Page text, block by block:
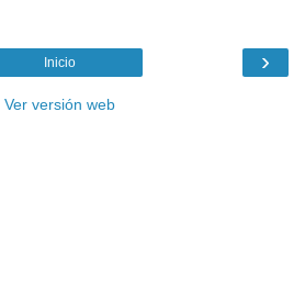
›
Inicio
Ver versión web